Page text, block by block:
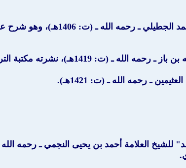
" للشيخ عبد الرحمن بن حمد بن
" لسماحة الشيخ عبد العزيز بن عبد الله بن
" للشيخ العلامة أحمد بن يحيى النجمي ـ رحمه الله ـ (ت: